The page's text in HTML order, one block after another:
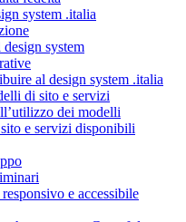
system .italia
system
al design system .italia
di sito e servizi
dei modelli
e servizi disponibili
e accessibile